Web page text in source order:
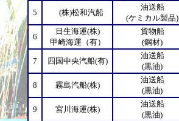
5 (株)松和汽船
油送船
(ケミカル製品)
6
日生海運(株)
甲崎海運（有）
貨物船
(鋼材)
7 四国中央汽船(有)
油送船
(黒油)
8 霧島汽船(株)
油送船
(黒油)
9 宮川海運(株)
油送船
(黒油)